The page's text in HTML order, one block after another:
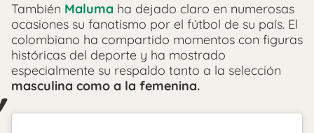
También Maluma ha dejado claro en numerosas
ocasiones su fanatismo por el fútbol de su país. El
colombiano ha compartido momentos con figuras
históricas del deporte y ha mostrado
especialmente su respaldo tanto a la selección
masculina como a la femenina.